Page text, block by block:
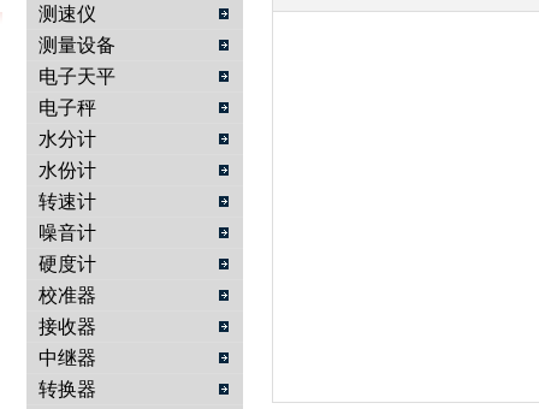
武汉提沃克科技有限公司
测速仪
测量设备
电子天平
电子秤
水分计
水份计
转速计
噪音计
硬度计
校准器
接收器
中继器
转换器